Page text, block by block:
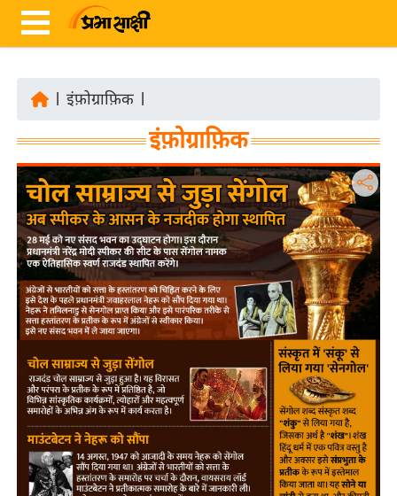
ज़ा
ख
रा
ष्ट्री
य
अं
र्रा
ष्ट्री
य
बि
ज़
इंफ़ोग्राफ़िक
इंफ़ोग्राफ़िक